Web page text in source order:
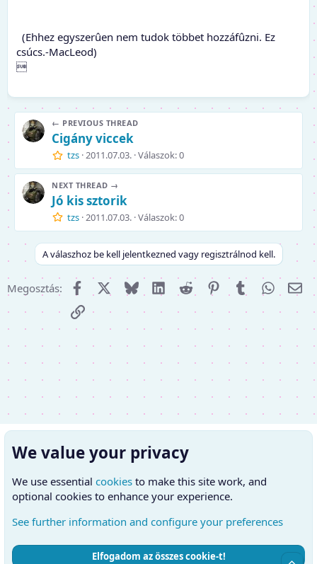
(Ehhez egyszerûen nem tudok többet hozzáfûzni. Ez
csúcs.-MacLeod)

← PREVIOUS THREAD
Cigány viccek
tzs 2011.07.03. Válaszok: 0
NEXT THREAD →
Jó kis sztorik
tzs 2011.07.03. Válaszok: 0
A válaszhoz be kell jelentkezned vagy regisztrálnod kell.
Megosztás: FacebookX (Twitter)
Bluesky LinkedInReddit PinterestTumblr
E-
Link
Hungarian (HU) Kapcsolatfelvétel
We value your privacy
We use essential cookies to make this site work, and
optional cookies to enhance your experience.
See further information and configure your preferences
Elfogadom az összes cookie-t!